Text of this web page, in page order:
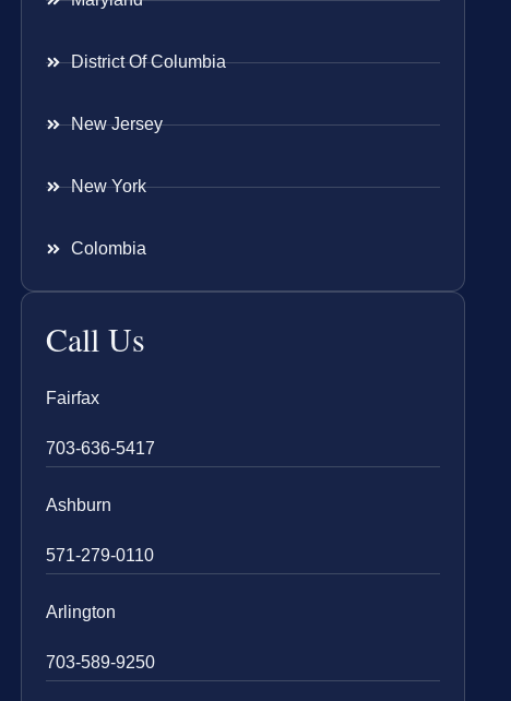
District Of Columbia
New Jersey
New York
Colombia
Call Us
Fairfax
703-636-5417
Ashburn
571-279-0110
Arlington
703-589-9250